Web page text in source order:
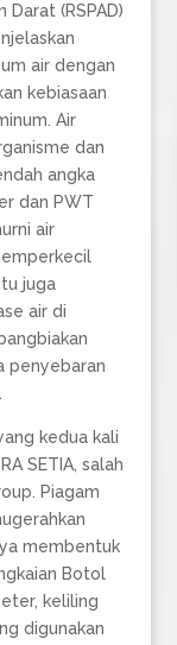
(RSPAD)
air dengan
kebiasaan
Air
dan
angka
dan PWT
air
juga
air di
penyebaran
kedua kali
SETIA, salah
Piagam
membentuk
Botol
keliling
digunakan